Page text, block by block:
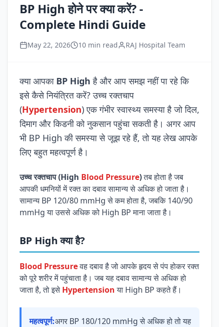
BP High होने पर क्या करें? -
Complete Hindi Guide
May 22, 2026 10 min read RAJ Hospital Team
क्या आपका BP High है और आप समझ नहीं पा रहे कि
इसे कैसे नियंत्रित करें? उच्च रक्तचाप
(Hypertension) एक गंभीर स्वास्थ्य समस्या है जो दिल,
दिमाग और किडनी को नुकसान पहुंचा सकती है। अगर आप
भी BP High की समस्या से जूझ रहे हैं, तो यह लेख आपके
लिए बहुत महत्वपूर्ण है।
उच्च रक्तचाप (High Blood Pressure)तब होता है जब
आपकी धमनियों में रक्त का दबाव सामान्य से अधिक हो जाता है।
सामान्य BP 120/80 mmHg से कम होता है, जबकि 140/90
mmHg या उससे अधिक को High BP माना जाता है।
BP High क्या है?
Blood Pressureवह दबाव है जो आपके हृदय से पंप होकर रक्त
को पूरे शरीर में पहुंचाता है। जब यह दबाव सामान्य से अधिक हो
जाता है, तो इसे Hypertensionया High BP कहते हैं।
महत्वपूर्ण:अगर BP 180/120 mmHg से अधिक हो तो यह